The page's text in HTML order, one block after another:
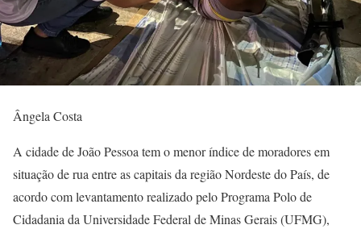
Ângela Costa
A cidade de João Pessoa tem o menor índice de moradores em
situação de rua entre as capitais da região Nordeste do País, de
acordo com levantamento realizado pelo Programa Polo de
Cidadania da Universidade Federal de Minas Gerais (UFMG),